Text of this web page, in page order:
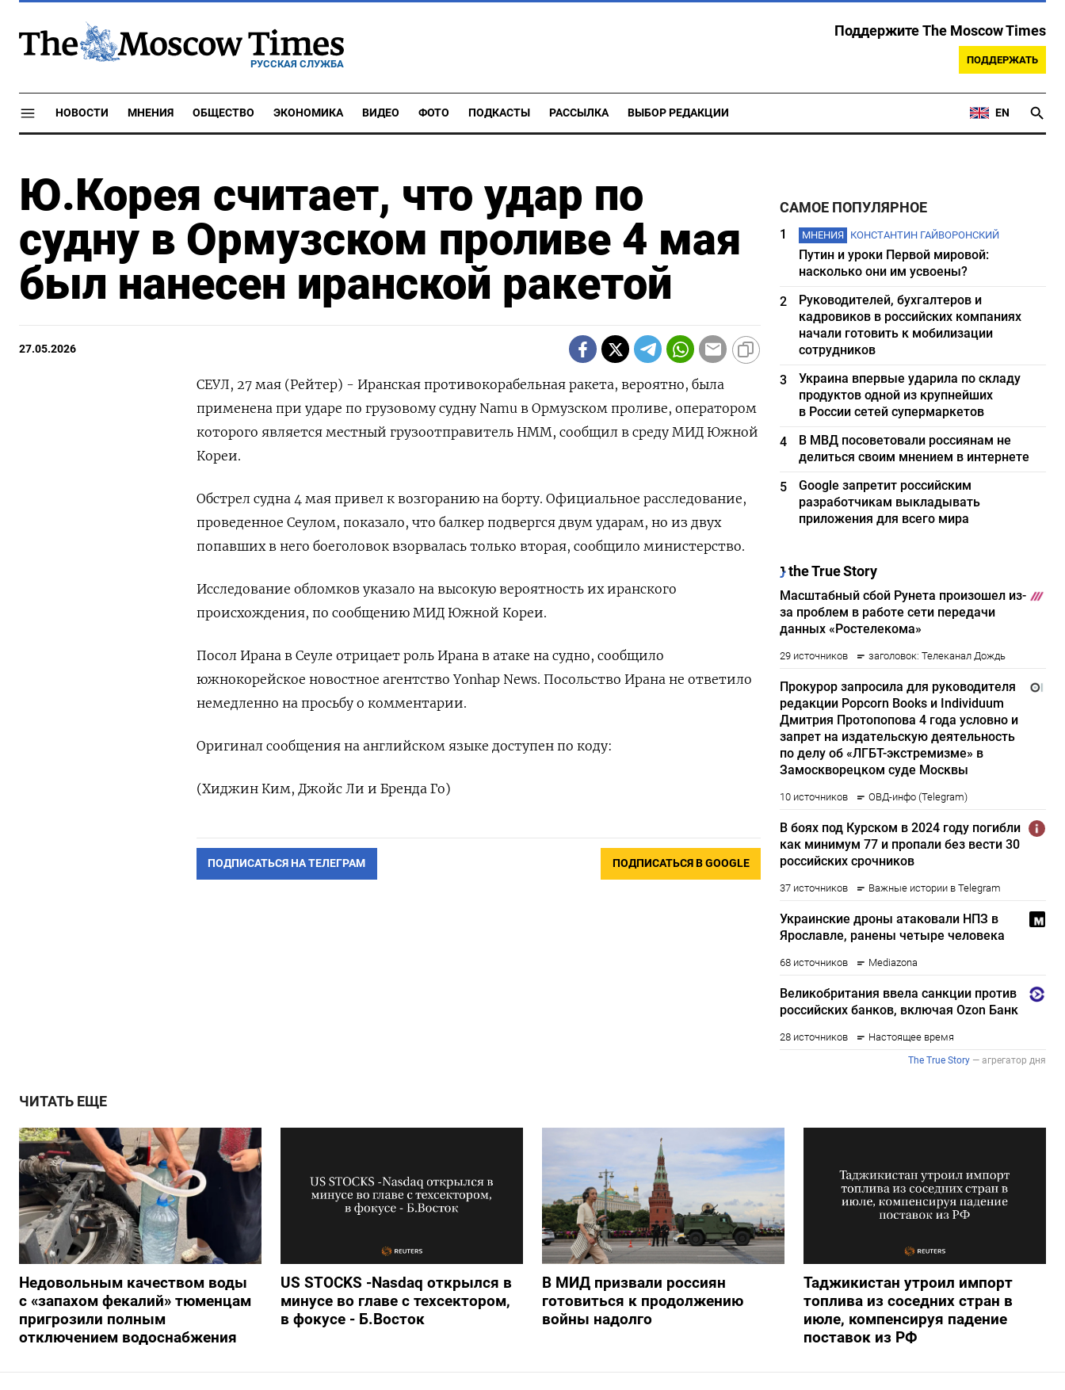
РУССКАЯ СЛУЖБА
Поддержите The Moscow Times
ПОДДЕРЖАТЬ
НОВОСТИ МНЕНИЯ ОБЩЕСТВО ЭКОНОМИКА ВИДЕО ФОТО ПОДКАСТЫ РАССЫЛКА ВЫБОР РЕДАКЦИИ EN
Ю.Корея считает, что удар по
судну в Ормузском проливе 4 мая
был нанесен иранской ракетой
27.05.2026
СЕУЛ, 27 мая (Рейтер) - Иранская противокорабельная ракета, вероятно, была
применена при ударе ‌по грузовому судну Namu в Ормузском проливе, оператором
которого является ​местный грузоотправитель ​HMM, сообщил ​в среду ⁠МИД Южной
Кореи.
Обстрел ‌судна 4 мая ‌привел к возгоранию на борту. Официальное ​расследование,
проведенное Сеулом, ‌показало, что балкер подвергся двум ​ударам, но из двух
попавших ‌в него боеголовок взорвалась только вторая, сообщило министерство.
Исследование обломков ​указало ​на ‌высокую вероятность их иранского
происхождения, по ​сообщению МИД Южной Кореи.
Посол Ирана в Сеуле отрицает роль Ирана в атаке на судно, сообщило
южнокорейское новостное агентство ​Yonhap News. Посольство ⁠Ирана не ответило
немедленно на просьбу ‌о комментарии.
Оригинал сообщения на ‌английском языке доступен по коду:
(Хиджин ​Ким, Джойс Ли ‌и Бренда Го)
ПОДПИСАТЬСЯ НА ТЕЛЕГРАМ ПОДПИСАТЬСЯ В GOOGLE
САМОЕ ПОПУЛЯРНОЕ
1 МНЕНИЯ КОНСТАНТИН ГАЙВОРОНСКИЙ
Путин и уроки Первой мировой:
насколько они им усвоены?
2
Руководителей, бухгалтеров и
кадровиков в российских компаниях
начали готовить к мобилизации
сотрудников
3
Украина впервые ударила по складу
продуктов одной из крупнейших
в России сетей супермаркетов
4
В МВД посоветовали россиянам не
делиться своим мнением в интернете
5
Google запретит российским
разработчикам выкладывать
приложения для всего мира
ЧИТАТЬ ЕЩЕ
Недовольным качеством воды
с «запахом фекалий» тюменцам
пригрозили полным
отключением водоснабжения
US STOCKS -Nasdaq открылся в
минусе во главе с техсектором,
в фокусе - Б.Восток
В МИД призвали россиян
готовиться к продолжению
войны надолго
Таджикистан утроил импорт
топлива из соседних стран в
июле, компенсируя падение
поставок из РФ